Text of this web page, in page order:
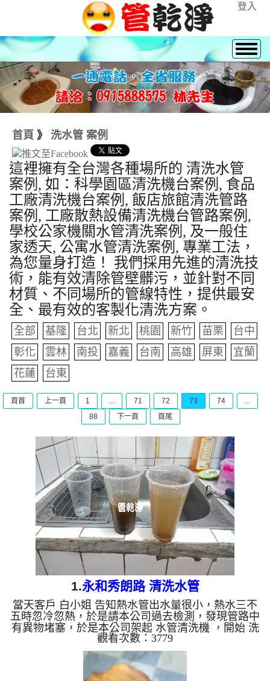
登入
首頁 》 洗水管 案例
這裡擁有全台灣各種場所的 清洗水管
案例, 如：科學園區清洗機台案例, 食品
工廠清洗機台案例, 飯店旅館清洗管路
案例, 工廠散熱設備清洗機台管路案例,
學校公家機關水管清洗案例, 及一般住
家透天, 公寓水管清洗案例, 專業工法，
為您量身打造！ 我們採用先進的清洗技
術，能有效清除管壁髒污，並針對不同
材質、不同場所的管線特性，提供最安
全、最有效的客製化清洗方案。
全部 基隆 台北 新北 桃園 新竹 苗栗
台中
彰化
雲林 南投 嘉義 台南 高雄 屏東
宜蘭
花蓮
台東
頁首 上一頁 1 ... 71 72 73 74
...
88
下一頁 頁尾
1.永和秀朗路 清洗水管
當天客戶 白小姐 告知熱水管出水量很小，熱水三不
五時忽冷忽熱，於是請本公司過去檢測，發現管路中
有異物堵塞，於是本公司架起 水管清洗機 ，開始 洗
水管 過程中，管路噴出不同顏色的髒水，如下圖，
水管清洗 約兩個多小時，管路終於清洗乾淨，客戶
終於能正常能正常洗澡了。 清洗水管,水管清洗, 洗水
管, 熱水管堵塞, 熱水忽冷忽熱 ...
觀看次數：3779